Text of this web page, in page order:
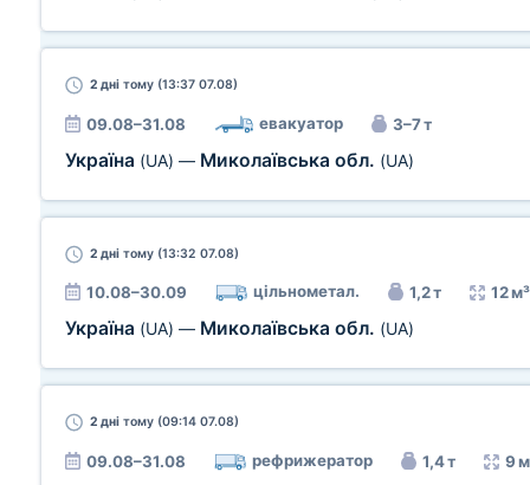
2 дні тому (13:37 07.08)
09.08–31.08 евакуатор 3–7 т
Україна (UA) — Миколаївська обл. (UA)
2 дні тому (13:32 07.08)
10.08–30.09 цільнометал. 1,2 т 12 м³
Україна (UA) — Миколаївська обл. (UA)
2 дні тому (09:14 07.08)
09.08–31.08 рефрижератор 1,4 т 9